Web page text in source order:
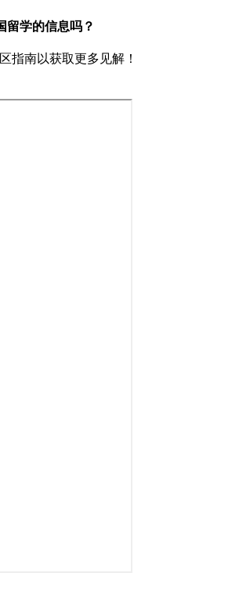
留学的信息吗？
指南以获取更多见解！